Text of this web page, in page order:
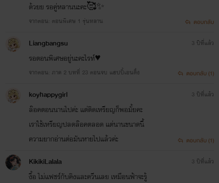
ด้วยย รอคู่หลานนะคะ🥰✨
จากตอน: ตอนพิเศษ 1 รุ่นหลาน ตอบกลับ
Liangbangsu
รอตอนพิเศษอยู่นะคะไรท์♥️
จากตอน: ภาค 2 บทที่ 23 ตอนจบ แฮปปี้เอนดิ้ง
3 ปีที่แล้ว
ตอบกลับ (1)
koyhappygirl
ล๊อคตอนนานไปค่ะ แต่ติดเหรียญก็พอมั้ยคะ
เราใช้เหรียญปลดล๊อคตลอด แต่นานขนาดนี้
ความยากอ่านต่อมันหายไปแล้วค่ะ
3 ปีที่แล้ว
ตอบกลับ (1)
KikikiLalala
งื้อ ไม่แฟชร์กับคิงและควีนเลย เหมือนฟ้าจะรู้
3 ปีที่แล้ว